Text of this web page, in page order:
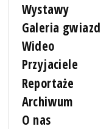
Wystawy
Galeria gwiazd
Wideo
Przyjaciele
Reportaże
Archiwum
O nas